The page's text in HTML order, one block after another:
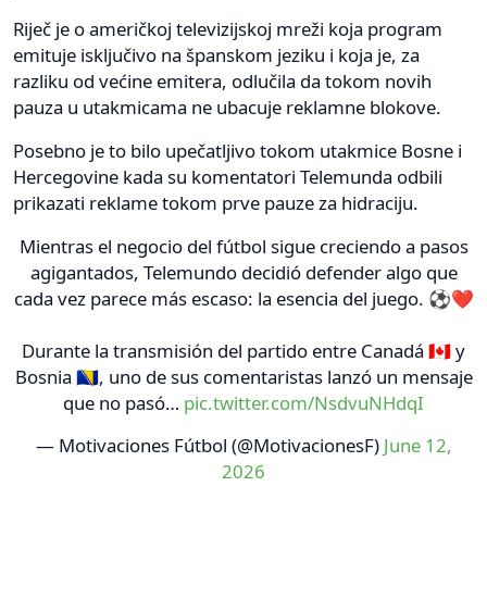
Riječ je o američkoj televizijskoj mreži koja program
emituje isključivo na španskom jeziku i koja je, za
razliku od većine emitera, odlučila da tokom novih
pauza u utakmicama ne ubacuje reklamne blokove.
Posebno je to bilo upečatljivo tokom utakmice Bosne i
Hercegovine kada su komentatori Telemunda odbili
prikazati reklame tokom prve pauze za hidraciju.
Mientras el negocio del fútbol sigue creciendo a pasos
agigantados, Telemundo decidió defender algo que
cada vez parece más escaso: la esencia del juego. ⚽❤️
Durante la transmisión del partido entre Canadá 🇨🇦 y
Bosnia 🇧🇦, uno de sus comentaristas lanzó un mensaje
que no pasó… pic.twitter.com/NsdvuNHdqI
— Motivaciones Fútbol (@MotivacionesF) June 12,
2026